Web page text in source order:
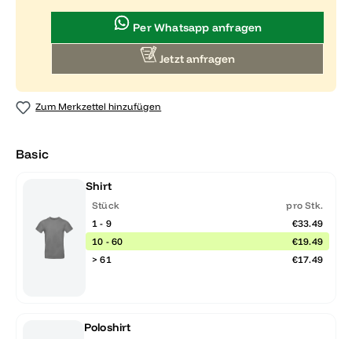
Per Whatsapp anfragen
Jetzt anfragen
Zum Merkzettel hinzufügen
Basic
Shirt
Stück
pro Stk.
1 - 9
€33.49
10 - 60
€19.49
> 61
€17.49
Poloshirt